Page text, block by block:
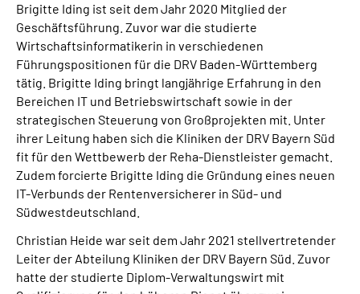
Brigitte Iding ist seit dem Jahr 2020 Mitglied der
Geschäftsführung. Zuvor war die studierte
Wirtschaftsinformatikerin in verschiedenen
Führungspositionen für die DRV Baden-Württemberg
tätig. Brigitte Iding bringt langjährige Erfahrung in den
Bereichen IT und Betriebswirtschaft sowie in der
strategischen Steuerung von Großprojekten mit. Unter
ihrer Leitung haben sich die Kliniken der DRV Bayern Süd
fit für den Wettbewerb der Reha-Dienstleister gemacht.
Zudem forcierte Brigitte Iding die Gründung eines neuen
IT-Verbunds der Rentenversicherer in Süd- und
Südwestdeutschland.
Christian Heide war seit dem Jahr 2021 stellvertretender
Leiter der Abteilung Kliniken der DRV Bayern Süd. Zuvor
hatte der studierte Diplom-Verwaltungswirt mit